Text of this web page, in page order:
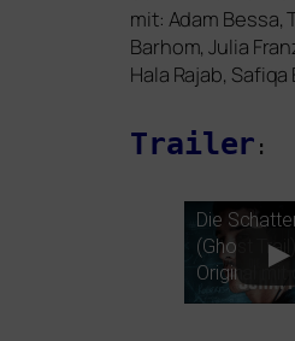
mit: Adam Bessa,
Barhom, Julia
Hala Rajab, Safiqa
Trailer :
Die
(Ghost
Original mit